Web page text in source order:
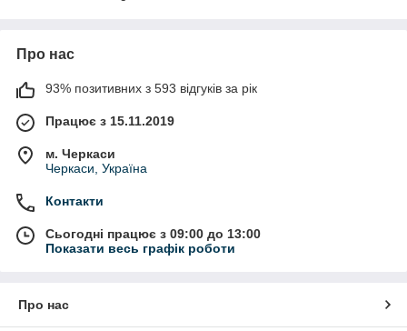
Про нас
93% позитивних з 593 відгуків за рік
Працює з 15.11.2019
м. Черкаси
Черкаси, Україна
Контакти
Сьогодні працює з 09:00 до 13:00
Показати весь графік роботи
Про нас